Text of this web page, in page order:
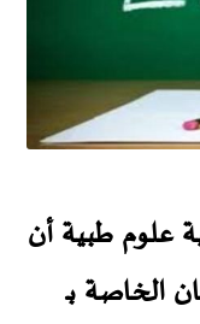
علوم طبية أن
الخاصة بـ